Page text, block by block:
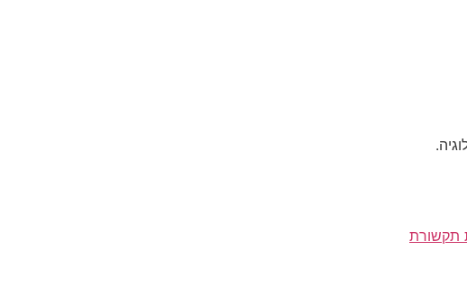
תקשורת